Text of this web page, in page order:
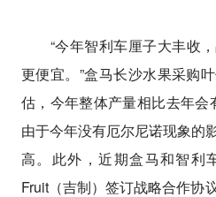
“今年智利车厘子大丰收，
更便宜。”盒马长沙水果采购
估，今年整体产量相比去年会
由于今年没有厄尔尼诺现象的
高。此外，近期盒马和智利
Fruit（吉制）签订战略合作协